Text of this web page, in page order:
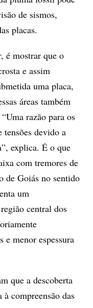
de sismos,
placas.
é mostrar que o
e assim
uma placa,
áreas também
razão para os
tensões devido a
explica. É o que
com tremores de
de Goiás no sentido
um
central dos
e menor espessura
que a descoberta
à compreensão das